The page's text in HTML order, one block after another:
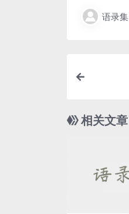
语录集
相关文章